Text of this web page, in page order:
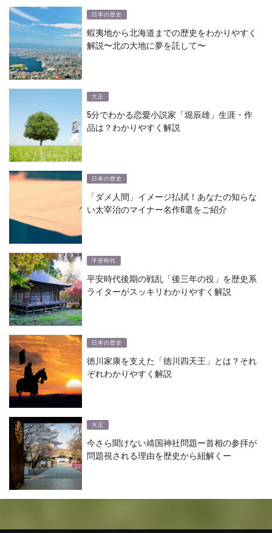
日本の歴史
蝦夷地から北海道までの歴史をわかりやすく
解説〜北の大地に夢を託して〜
大正
5分でわかる恋愛小説家「堀辰雄」生涯・作
品は？わかりやすく解説
日本の歴史
「ダメ人間」イメージ払拭！あなたの知らな
い太宰治のマイナー名作6選をご紹介
平安時代
平安時代後期の戦乱「後三年の役」を歴史系
ライターがスッキリわかりやすく解説
日本の歴史
徳川家康を支えた「徳川四天王」とは？それ
ぞれわかりやすく解説
大正
今さら聞けない靖国神社問題ー首相の参拝が
問題視される理由を歴史から紐解くー